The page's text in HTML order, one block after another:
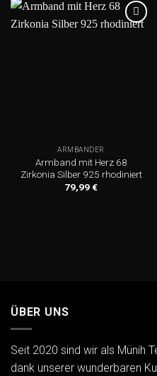
ARMBÄNDER
Armband mit Herz 68
Zirkonia Silber 925 rhodiniert
79,99€
ÜBER UNS
Seit 2020 sind wir als Münih
dank unserer wunderbaren